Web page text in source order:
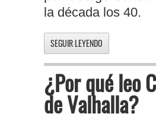
la década los 40.
SEGUIR LEYENDO
¿Por qué leo
de Valhalla?